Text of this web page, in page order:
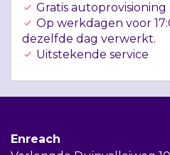
Gratis autoprovisioning
Op werkdagen voor
dezelfde dag verwerkt.
Uitstekende service
Enreach